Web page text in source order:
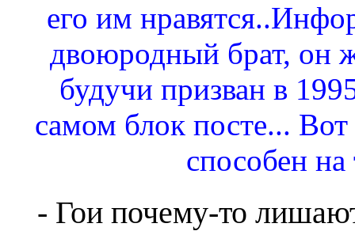
его им
двоюродный брат, он
будучи призван в
самом блок посте...
способен
- Гои почему-то